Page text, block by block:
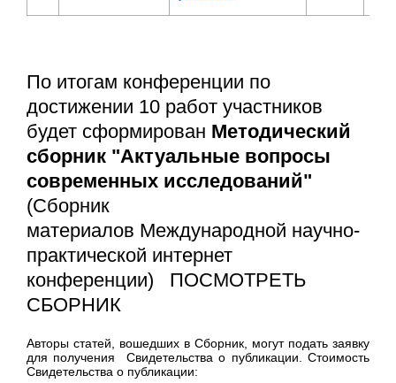
По итогам конференции по
достижении 10 работ участников
будет сформирован Методический
сборник "Актуальные вопросы
современных исследований"
(Сборник
материалов Международной научно-
практической интернет
конференции) ПОСМОТРЕТЬ
СБОРНИК
Авторы статей, вошедших в Сборник, могут подать заявку
для получения Свидетельства о публикации. Стоимость
Свидетельства о публикации: